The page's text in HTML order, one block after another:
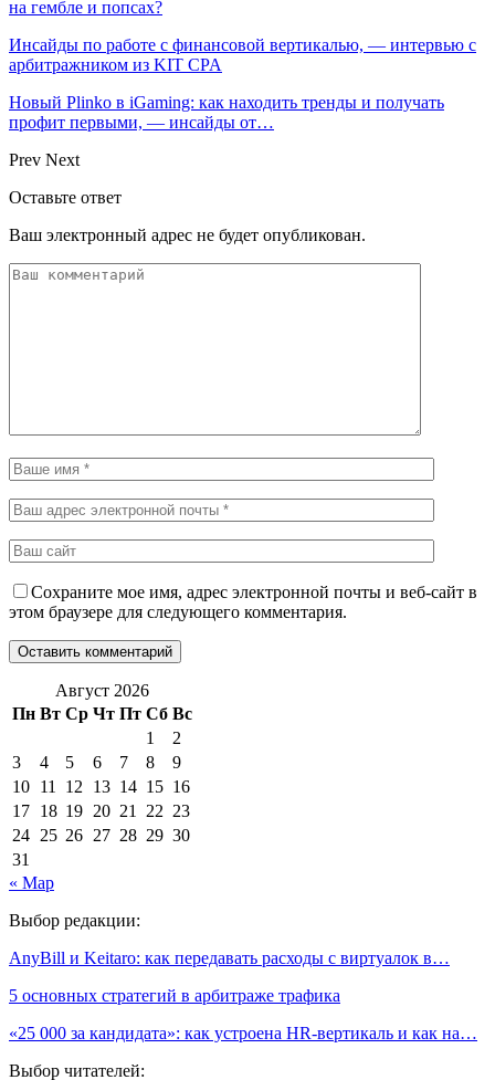
на гембле и попсах?
Инсайды по работе с финансовой вертикалью, — интервью с
арбитражником из KIT CPA
Новый Plinko в iGaming: как находить тренды и получать
профит первыми, — инсайды от…
Prev Next
Оставьте ответ
Ваш электронный адрес не будет опубликован.
Сохраните мое имя, адрес электронной почты и веб-сайт в
этом браузере для следующего комментария.
Август 2026
Пн Вт Ср Чт Пт Сб Вс
1
2
3
4 5 6 7 8
9
10 11 12 13 14 15 16
17 18 19 20 21 22 23
24 25 26 27 28 29 30
31
« Мар
Выбор редакции:
AnyBill и Keitaro: как передавать расходы с виртуалок в…
5 основных стратегий в арбитраже трафика
«25 000 за кандидата»: как устроена HR-вертикаль и как на…
Выбор читателей: